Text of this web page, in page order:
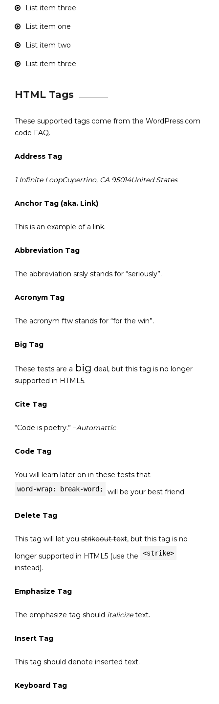
List item three
List item one
List item two
List item three
HTML Tags
These supported tags come from the WordPress.com
code FAQ.
Address Tag
1 Infinite LoopCupertino, CA 95014United States
Anchor Tag (aka. Link)
This is an example of a link.
Abbreviation Tag
The abbreviation srsly stands for “seriously”.
Acronym Tag
The acronym ftw stands for “for the win”.
Big Tag
These tests are a big deal, but this tag is no longer
supported in HTML5.
Cite Tag
“Code is poetry.” –Automattic
Code Tag
You will learn later on in these tests that
word-wrap: break-word; will be your best friend.
Delete Tag
This tag will let you strikeout text, but this tag is no
longer supported in HTML5 (use the
<strike>
instead).
Emphasize Tag
The emphasize tag should italicizetext.
Insert Tag
This tag should denote inserted text.
Keyboard Tag